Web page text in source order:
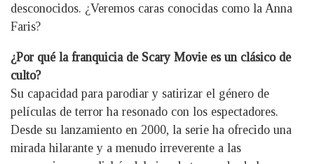
desconocidos. ¿Veremos caras conocidas como la Anna
Faris?
¿Por qué la franquicia de Scary Movie es un clásico de
culto?
Su capacidad para parodiar y satirizar el género de
películas de terror ha resonado con los espectadores.
Desde su lanzamiento en 2000, la serie ha ofrecido una
mirada hilarante y a menudo irreverente a las